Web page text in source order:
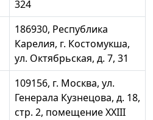
324
186930, Республика
Карелия, г. Костомукша,
ул. Октябрьская, д. 7, 31
109156, г. Москва, ул.
Генерала Кузнецова, д. 18,
стр. 2, помещение XXIII